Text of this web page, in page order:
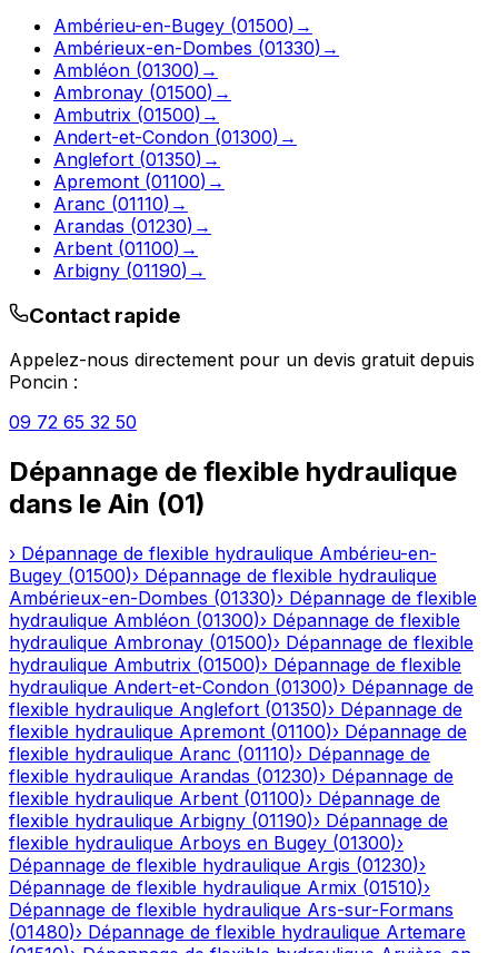
Ambérieu-en-Bugey (01500) →
Ambérieux-en-Dombes (01330) →
Ambléon (01300) →
Ambronay (01500) →
Ambutrix (01500) →
Andert-et-Condon (01300) →
Anglefort (01350) →
Apremont (01100) →
Aranc (01110) →
Arandas (01230) →
Arbent (01100) →
Arbigny (01190) →
Contact rapide
Appelez-nous directement pour un devis gratuit depuis
Poncin :
09 72 65 32 50
Dépannage de flexible hydraulique
dans le Ain (01)
› Dépannage de flexible hydraulique Ambérieu-en-
Bugey (01500)› Dépannage de flexible hydraulique
Ambérieux-en-Dombes (01330)› Dépannage de flexible
hydraulique Ambléon (01300)› Dépannage de flexible
hydraulique Ambronay (01500)› Dépannage de flexible
hydraulique Ambutrix (01500)› Dépannage de flexible
hydraulique Andert-et-Condon (01300)› Dépannage de
flexible hydraulique Anglefort (01350)› Dépannage de
flexible hydraulique Apremont (01100)› Dépannage de
flexible hydraulique Aranc (01110)› Dépannage de
flexible hydraulique Arandas (01230)› Dépannage de
flexible hydraulique Arbent (01100)› Dépannage de
flexible hydraulique Arbigny (01190)› Dépannage de
flexible hydraulique Arboys en Bugey (01300)›
Dépannage de flexible hydraulique Argis (01230)›
Dépannage de flexible hydraulique Armix (01510)›
Dépannage de flexible hydraulique Ars-sur-Formans
(01480)› Dépannage de flexible hydraulique Artemare